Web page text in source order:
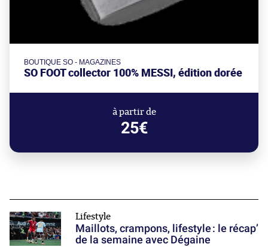
BOUTIQUE SO - MAGAZINES
SO FOOT collector 100% MESSI, édition dorée
à partir de
25€
Lifestyle
Maillots, crampons, lifestyle : le récap’
de la semaine avec Dégaine